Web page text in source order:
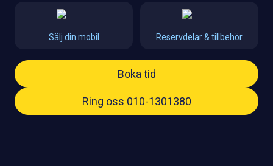
Sälj din mobil Reservdelar & tillbehör
Boka tid
Ring oss 010-1301380